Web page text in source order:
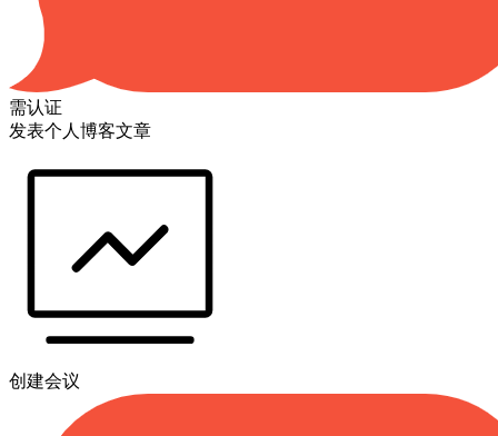
需认证
发表个人博客文章
创建会议